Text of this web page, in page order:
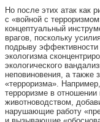
Но после этих атак как
с «войной с
концептуальный
врагов, поскольку
подрыву эффективности
экологизма
экологического
неповиновения, а также
«терроризма».
терроризме в
животноводством,
нарушающие работу